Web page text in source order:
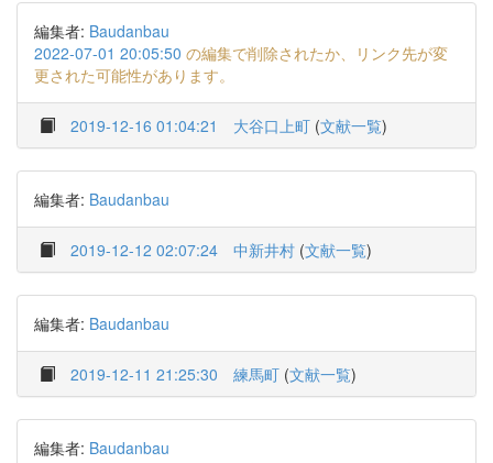
編集者: Baudanbau
2022-07-01 20:05:50 の編集で削除されたか、リンク先が変
更された可能性があります。
2019-12-16 01:04:21 大谷口上町 (文献一覧)
編集者: Baudanbau
2019-12-12 02:07:24 中新井村 (文献一覧)
編集者: Baudanbau
2019-12-11 21:25:30 練馬町 (文献一覧)
編集者: Baudanbau